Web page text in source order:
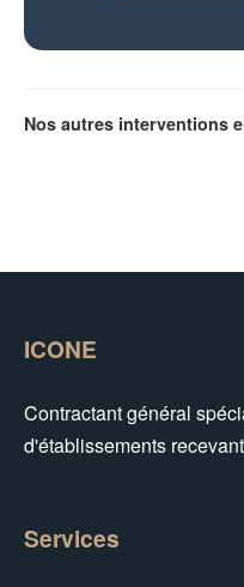
Nos autres interventions
ICONE
Contractant général
d'établissements
Services